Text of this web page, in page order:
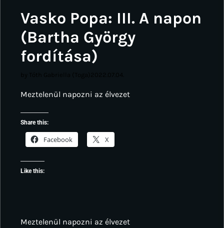
Vasko Popa: III. A napon
(Bartha György
fordítása)
Meztelenül napozni az élvezet
Share this:
Facebook X
Like this:
Meztelenül napozni az élvezet